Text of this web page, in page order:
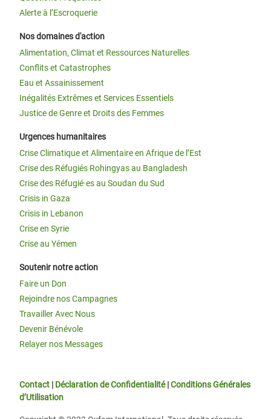
Alerte à l’Escroquerie
Nos domaines d'action
Alimentation, Climat et Ressources Naturelles
Conflits et Catastrophes
Eau et Assainissement
Inégalités Extrêmes et Services Essentiels
Justice de Genre et Droits des Femmes
Urgences humanitaires
Crise Climatique et Alimentaire en Afrique de l’Est
Crise des Réfugiés Rohingyas au Bangladesh
Crise des Réfugié·es au Soudan du Sud
Crisis in Gaza
Crisis in Lebanon
Crise en Syrie
Crise au Yémen
Soutenir notre action
Faire un Don
Rejoindre nos Campagnes
Travailler Avec Nous
Devenir Bénévole
Relayer nos Messages
Contact | Déclaration de Confidentialité|Conditions Générales
d’Utilisation